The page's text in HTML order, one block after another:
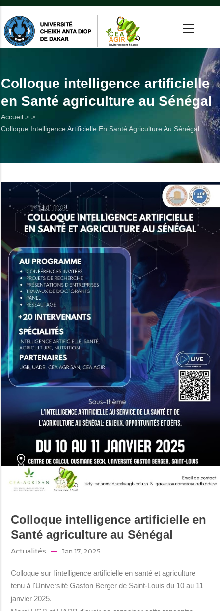
Aller
contenu
principal
Colloque intelligence artificielle
en Santé agriculture au Sénégal
Fil
d'Ariane
Accueil >
Colloque Intelligence Artificielle En Santé Agriculture Au Sénégal
Colloque intelligence artificielle en
Santé agriculture au Sénégal
Actualités Jan 17, 2025
Colloque sur l'intelligence artificielle en santé et agriculture
tenu à l'Université Gaston Berger de Saint-Louis du 10 au 11
janvier 2025.